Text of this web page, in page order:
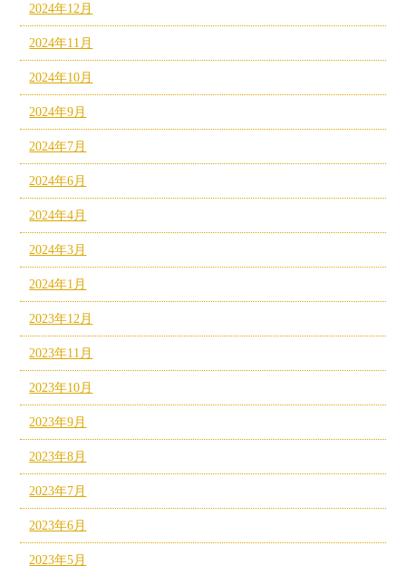
2024年12月
2024年11月
2024年10月
2024年9月
2024年7月
2024年6月
2024年4月
2024年3月
2024年1月
2023年12月
2023年11月
2023年10月
2023年9月
2023年8月
2023年7月
2023年6月
2023年5月